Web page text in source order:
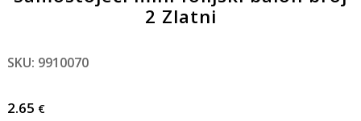
2 Zlatni
SKU: 9910070
2.65 €